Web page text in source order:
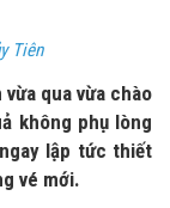
Tiên
qua vừa chào
không phụ lòng
lập tức thiết
vé mới.